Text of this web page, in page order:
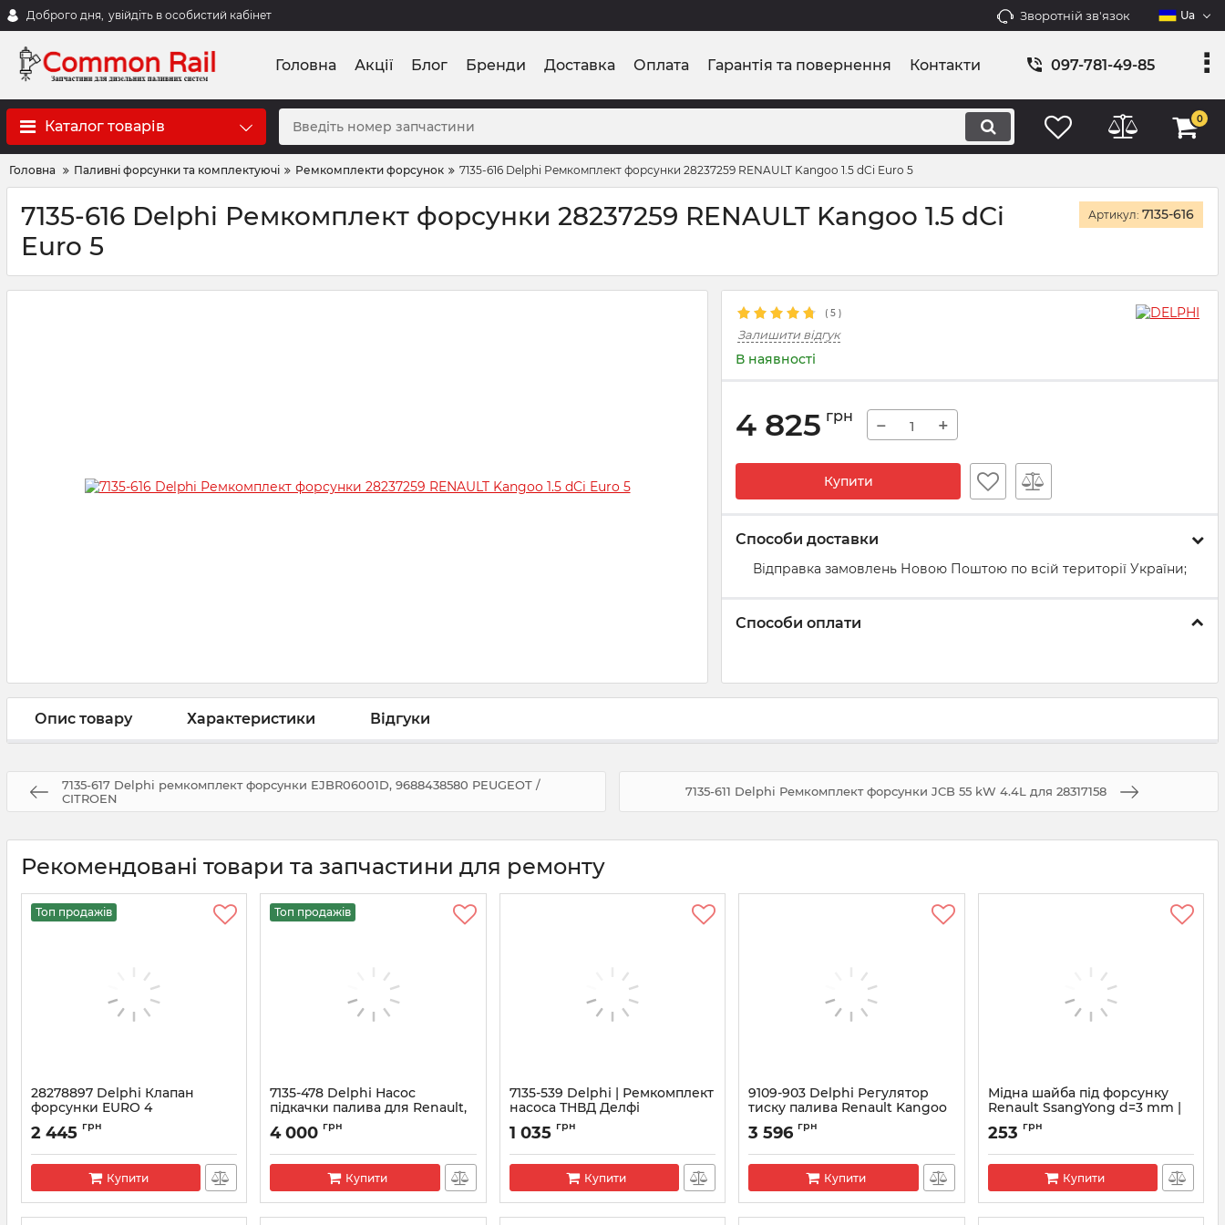
Доброго дня, увійдіть в особистий кабінет Зворотній зв'язок Ua
Головна Акції Блог Бренди Доставка Оплата Гарантія та повернення Контакти 097-781-49-85
Каталог товарів 0
Головна Паливні форсунки та комплектуючі Ремкомплекти форсунок 7135-616 Delphi Ремкомплект форсунки 28237259 RENAULT Kangoo 1.5 dCi Euro 5
7135-616 Delphi Ремкомплект форсунки 28237259 RENAULT Kangoo 1.5 dCi
Euro 5
Артикул: 7135-616
( 5 )
Залишити відгук
В наявності
4 825 грн − +
Купити
Способи доставки
Відправка замовлень Новою Поштою по всій території України;
Способи оплати
Опис товару Характеристики Відгуки
7135-617 Delphi ремкомплект форсунки EJBR06001D, 9688438580 PEUGEOT /
CITROEN
7135-611 Delphi Ремкомплект форсунки JCB 55 kW 4.4L для 28317158
Рекомендовані товари та запчастини для ремонту
Топ продажів
28278897 Delphi Клапан
форсунки EURO 4
Артикул: 28278897
2 445 грн
Купити
Топ продажів
7135-478 Delphi Насос
підкачки палива для Renault,
Ford, Hyundai, KIA, SsangYong
Артикул:
4 000 грн
Купити
7135-539 Delphi | Ремкомплект
насоса ТНВД Делфі
Артикул: 7135-539
1 035 грн
Купити
9109-903 Delphi Регулятор
тиску палива Renault Kangoo
Артикул:
3 596 грн
Купити
Мідна шайба під форсунку
Renault SsangYong d=3 mm |
9001-850C Delphi
Артикул:
253 грн
Купити